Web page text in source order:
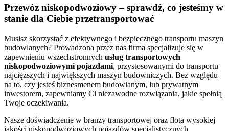
Przewóz niskopodwoziowy – sprawdź, co jesteśmy w
stanie dla Ciebie przetransportować
Musisz skorzystać z efektywnego i bezpiecznego transportu maszyn
budowlanych? Prowadzona przez nas firma specjalizuje się w
zapewnieniu wszechstronnych usług transportowych
niskopodwoziowymi pojazdami, przystosowanymi do transportu
najcięższych i największych maszyn budowniczych. Bez względu
na to, czy jesteś biznesmenem budowlanym, lub prywatnym
inwestorem, zapewniamy Ci niezawodne rozwiązania, jakie spełnią
Twoje oczekiwania.
Nasze doświadczenie w branży transportowej oraz flota wysokiej
jakości niskopodwoziowych pojazdów specjalistycznych